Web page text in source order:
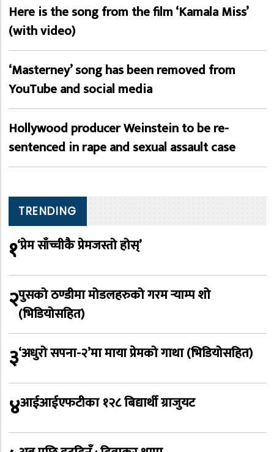
Here is the song from the film ‘Kamala Miss’
(with video)
‘Masterney’ song has been removed from
YouTube and social media
Hollywood producer Weinstein to be re-
sentenced in rape and sexual assault case
TRENDING
१‘प्रेम साँच्चीकै प्रेमजस्तो होस्’
२पुसको ठण्डीमा मोडलहरुको गरम र्‍याम्प शो
(भिडियोसहित)
३‘अधुरो सपना-२’मा माया प्रेमको गाथा (भिडियोसहित)
४आईआईएफटीका १२८ बिद्यार्थी ग्राजुयट